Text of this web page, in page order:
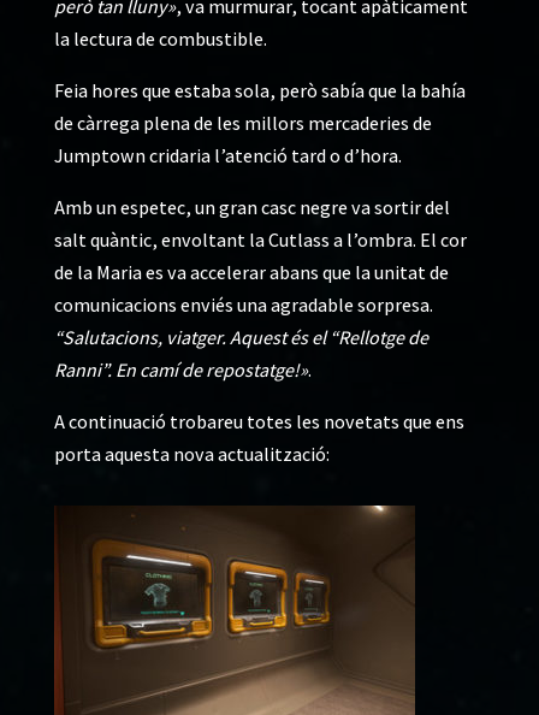
però tan lluny», va murmurar, tocant apàticament
la lectura de combustible.
Feia hores que estaba sola, però sabía que la bahía
de càrrega plena de les millors mercaderies de
Jumptown cridaria l’atenció tard o d’hora.
Amb un espetec, un gran casc negre va sortir del
salt quàntic, envoltant la Cutlass a l’ombra. El cor
de la Maria es va accelerar abans que la unitat de
comunicacions enviés una agradable sorpresa.
“Salutacions, viatger. Aquest és el “Rellotge de
Ranni”. En camí de repostatge!».
A continuació trobareu totes les novetats que ens
porta aquesta nova actualització: